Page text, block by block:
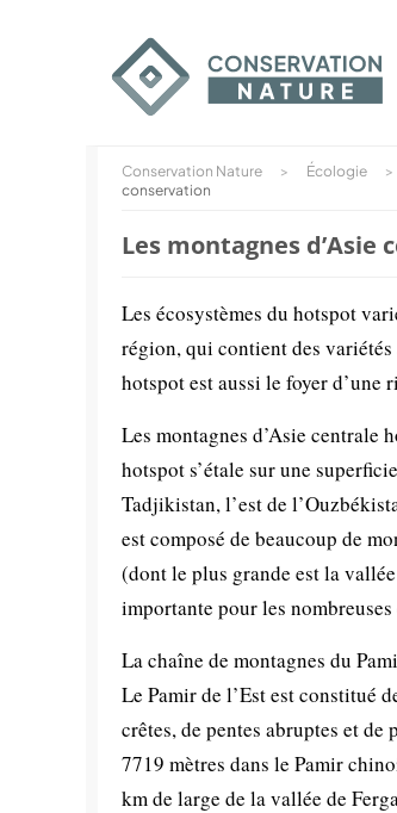
Conservation Nature > Écologie >
conservation
Les montagnes
Les écosystèmes du hotspot
région, qui contient des
hotspot est aussi le foyer d’une
Les montagnes d’Asie centrale
hotspot s’étale sur une
Tadjikistan, l’est de
est composé de beaucoup de
(dont le plus grande est la
importante pour les
La chaîne de montagnes du
Le Pamir de l’Est est constitué
crêtes, de pentes abruptes et
7719 mètres dans le Pamir
km de large de la vallée de